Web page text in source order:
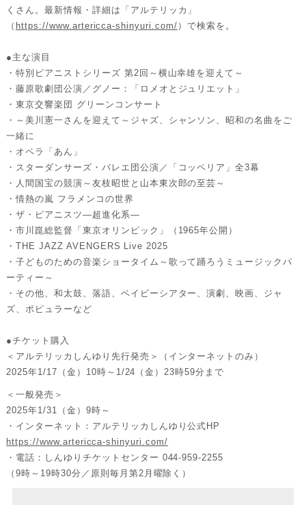
くさん。最新情報・詳細は「アルテリッカ」
（ https://www.artericca-shinyuri.com/ ）で検索を。
●主な演目
・特別ピアニストシリーズ 第2回～横山幸雄を迎えて～
・藤原歌劇団公演／グノー：「ロメオとジュリエット」
・東京交響楽団 グリーンコンサート
・～美川憲一さんを迎えて～ジャズ、シャンソン、昭和の名曲をご
一緒に
・オペラ「あん」
・スターダンサーズ・バレエ団公演／「コッペリア」全3幕
・人間国宝の競演～友枝昭世と山本東次郎の至芸～
・情熱の嵐 フラメンコの世界
・ザ・ピアニスツ—超進化系—
・市川崑総監督「東京オリンピック」（1965年公開）
・THE JAZZ AVENGERS Live 2025
・子どものための音楽ショータイム～歌って踊ろうミュージックパ
ーティー～
・その他、和太鼓、落語、ベイビーシアター、演劇、映画、ジャ
ズ、ポピュラーなど
●チケット購入
＜アルテリッカしんゆり先行発売＞（インターネットのみ）
2025年1/17（金）10時～1/24（金）23時59分まで
＜一般発売＞
2025年1/31（金）9時～
・インターネット：アルテリッカしんゆり公式HP
https://www.artericca-shinyuri.com/
・電話：しんゆりチケットセンター 044-959-2255
（9時～19時30分／原則毎月第2月曜除く）